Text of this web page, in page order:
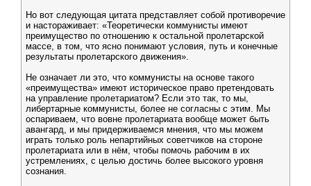
Но вот следующая цитата представляет собой противоречие
и настораживает: «Теоретически коммунисты имеют
преимущество по отношению к остальной пролетарской
массе, в том, что ясно понимают условия, путь и конечные
результаты пролетарского движения».
Не означает ли это, что коммунисты на основе такого
«преимущества» имеют историческое право претендовать
на управление пролетариатом? Если это так, то мы,
либертарные коммунисты, более не согласны с этим. Мы
оспариваем, что вовне пролетариата вообще может быть
авангард, и мы придерживаемся мнения, что мы можем
играть только роль непартийных советчиков на стороне
пролетариата или в нём, чтобы помочь рабочим в их
устремлениях, с целью достичь более высокого уровня
сознания.